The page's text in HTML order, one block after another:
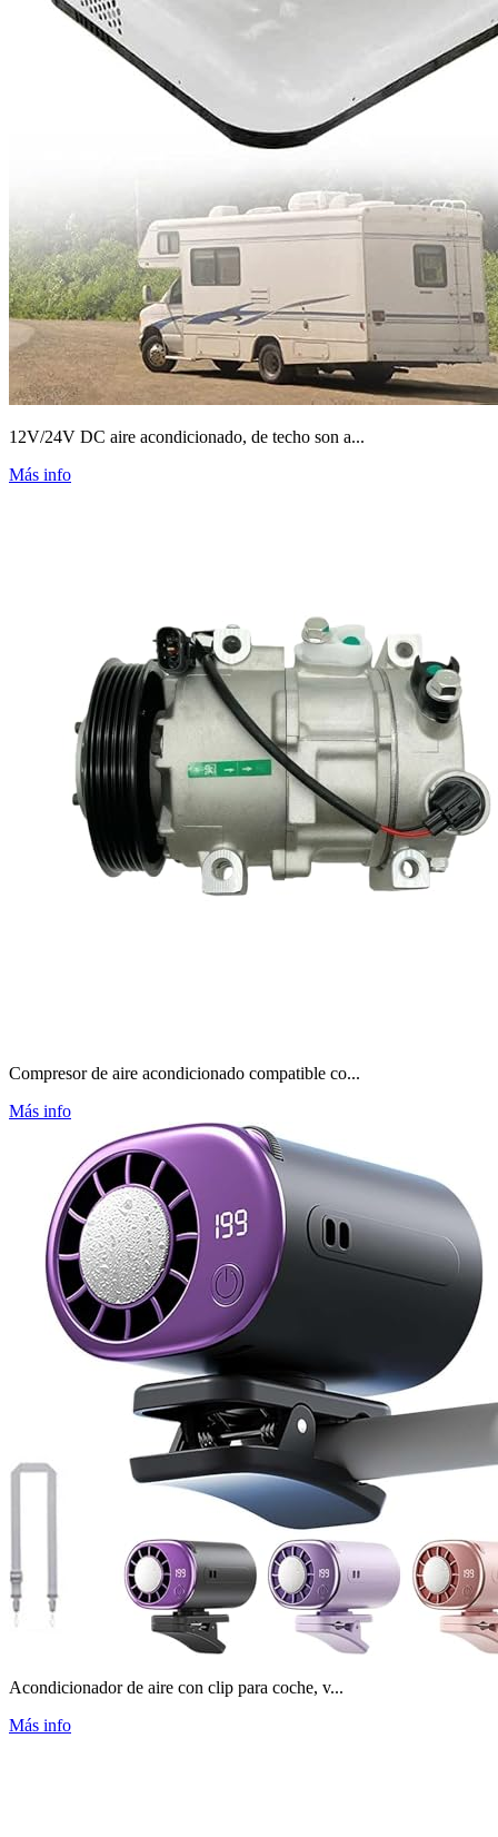
12V/24V DC aire acondicionado, de techo son a...
Más info
Compresor de aire acondicionado compatible co...
Más info
Acondicionador de aire con clip para coche, v...
Más info